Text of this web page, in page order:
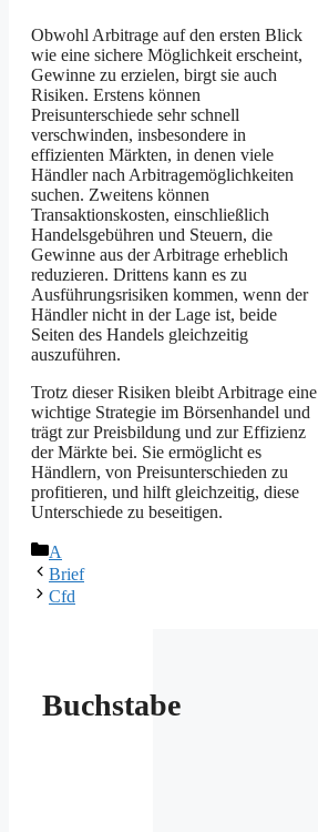
Obwohl Arbitrage auf den ersten Blick
wie eine sichere Möglichkeit erscheint,
Gewinne zu erzielen, birgt sie auch
Risiken. Erstens können
Preisunterschiede sehr schnell
verschwinden, insbesondere in
effizienten Märkten, in denen viele
Händler nach Arbitragemöglichkeiten
suchen. Zweitens können
Transaktionskosten, einschließlich
Handelsgebühren und Steuern, die
Gewinne aus der Arbitrage erheblich
reduzieren. Drittens kann es zu
Ausführungsrisiken kommen, wenn der
Händler nicht in der Lage ist, beide
Seiten des Handels gleichzeitig
auszuführen.
Trotz dieser Risiken bleibt Arbitrage eine
wichtige Strategie im Börsenhandel und
trägt zur Preisbildung und zur Effizienz
der Märkte bei. Sie ermöglicht es
Händlern, von Preisunterschieden zu
profitieren, und hilft gleichzeitig, diese
Unterschiede zu beseitigen.
Kategorien
A
Brief
Cfd
Buchstabe